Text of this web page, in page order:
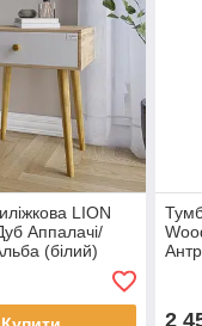
LION
Аппалачі/
(білий)
2